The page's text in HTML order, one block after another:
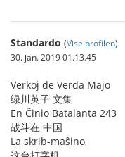
Standardo (Vise profilen)
30. jan. 2019 01.13.45
Verkoj de Verda Majo
绿川英子 文集
En Ĉinio Batalanta 243
战斗在 中国
La skrib-maŝino,